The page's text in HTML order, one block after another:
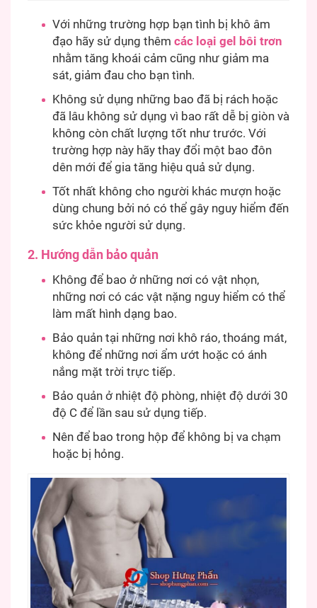
Với những trường hợp bạn tình bị khô âm
đạo hãy sử dụng thêm các loại gel bôi trơn
nhằm tăng khoái cảm cũng như giảm ma
sát, giảm đau cho bạn tình.
Không sử dụng những bao đã bị rách hoặc
đã lâu không sử dụng vì bao rất dễ bị giòn và
không còn chất lượng tốt như trước. Với
trường hợp này hãy thay đổi một bao đôn
dên mới để gia tăng hiệu quả sử dụng.
Tốt nhất không cho người khác mượn hoặc
dùng chung bởi nó có thể gây nguy hiểm đến
sức khỏe người sử dụng.
2. Hướng dẫn bảo quản
Không để bao ở những nơi có vật nhọn,
những nơi có các vật nặng nguy hiểm có thể
làm mất hình dạng bao.
Bảo quản tại những nơi khô ráo, thoáng mát,
không để những nơi ẩm ướt hoặc có ánh
nắng mặt trời trực tiếp.
Bảo quản ở nhiệt độ phòng, nhiệt độ dưới 30
độ C để lần sau sử dụng tiếp.
Nên để bao trong hộp để không bị va chạm
hoặc bị hỏng.